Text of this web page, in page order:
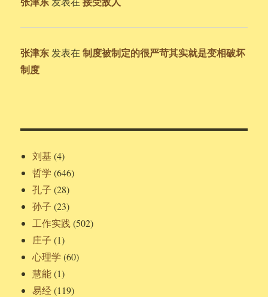
张津东 发表在制度被制定的很严苛其实就是变相破坏
制度
刘基 (4)
哲学 (646)
孔子 (28)
孙子 (23)
工作实践 (502)
庄子 (1)
心理学 (60)
慧能(1)
易经(119)